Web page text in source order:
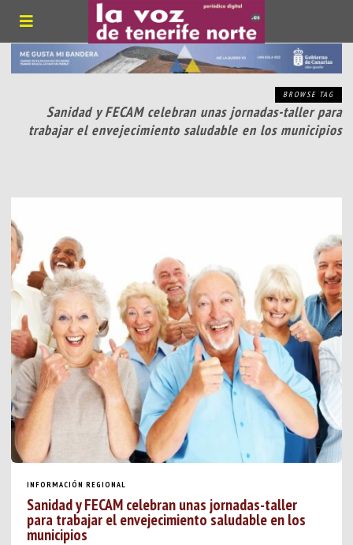
BROWSE TAG
Sanidad y FECAM celebran unas jornadas-taller para
trabajar el envejecimiento saludable en los municipios
INFORMACIÓN REGIONAL
Sanidad y FECAM celebran unas jornadas-taller
para trabajar el envejecimiento saludable en los
municipios